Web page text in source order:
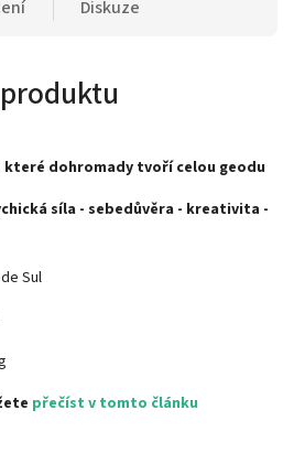
Diskuze
které dohromady tvoří celou geodu
síla - sebedůvěra - kreativita -
Sul
přečíst v tomto článku